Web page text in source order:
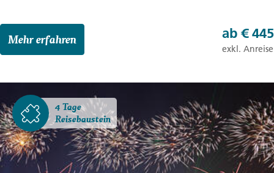
Mehr erfahren ab € 445
exkl. Anreise
4 Tage
Reisebaustein